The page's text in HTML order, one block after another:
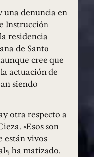
una denuncia en
Instrucción
residencia
de Santo
cree que
actuación de
siendo
otra respecto a
«Esos son
están vivos
ha matizado.